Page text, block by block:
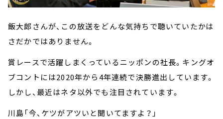
飯大郎さんが、この放送をどんな気持ちで聴いていたかは
さだかではありません。
賞レースで活躍しまくっているニッポンの社長。キングオ
ブコントには2020年から4年連続で決勝進出しています。
しかし、最近はネタ以外でも注目されています。
川島「今、ケツがアツいと聞いてますよ？」